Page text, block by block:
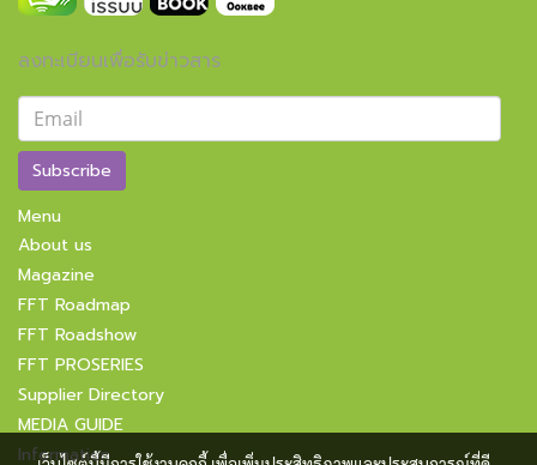
ลงทะเบียนเพื่อรับข่าวสาร
Subscribe
Menu
About us
Magazine
FFT Roadmap
FFT Roadshow
FFT PROSERIES
Supplier Directory
MEDIA GUIDE
Information